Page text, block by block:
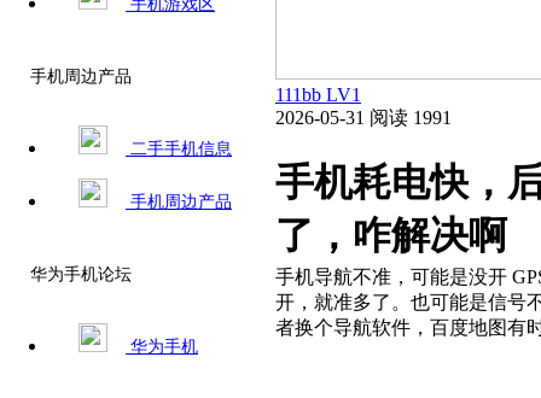
手机游戏区
手机周边产品
二手手机信息
手机周边产品
华为手机论坛
华为手机
111bb LV1
2026-05-31 阅读 1991
手机耗电快，
了，咋解决啊​
手机导航不准，可能是没开
开，就准多了。也可能是信号
者换个导航软件，百度地图有